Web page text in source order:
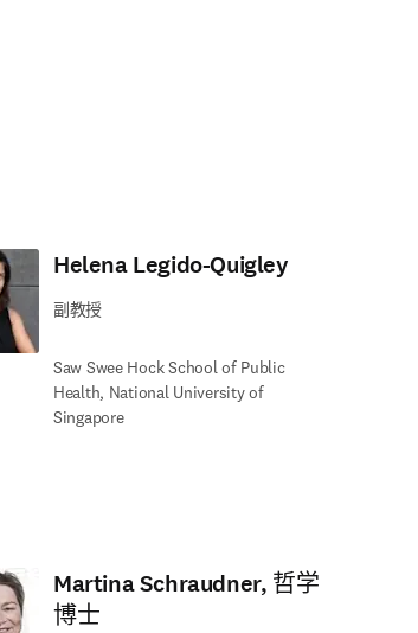
Helena Legido-Quigley
副教授
Saw Swee Hock School of Public
Health, National University of
Singapore
Martina Schraudner, 哲学
博士